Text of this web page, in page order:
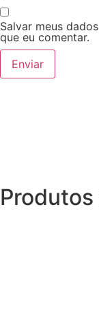
Salvar meus
que eu comentar.